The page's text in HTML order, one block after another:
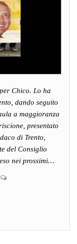
Chico. Lo ha
dando seguito
a maggioranza
presentato
di Trento,
del Consiglio
nei prossimi…